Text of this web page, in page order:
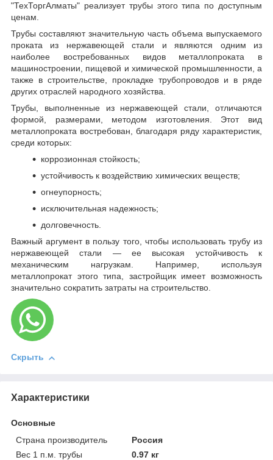
"ТехТоргАлматы" реализует трубы этого типа по доступным
ценам.
Трубы составляют значительную часть объема выпускаемого
проката из нержавеющей стали и являются одним из
наиболее востребованных видов металлопроката в
машиностроении, пищевой и химической промышленности, а
также в строительстве, прокладке трубопроводов и в ряде
других отраслей народного хозяйства.
Трубы, выполненные из нержавеющей стали, отличаются
формой, размерами, методом изготовления. Этот вид
металлопроката востребован, благодаря ряду характеристик,
среди которых:
коррозионная стойкость;
устойчивость к воздействию химических веществ;
огнеупорность;
исключительная надежность;
долговечность.
Важный аргумент в пользу того, чтобы использовать трубу из
нержавеющей стали — ее высокая устойчивость к
механическим нагрузкам. Например, используя
металлопрокат этого типа, застройщик имеет возможность
значительно сократить затраты на строительство.
Скрыть
Характеристики
Основные
Страна производитель
Россия
Вес 1 п.м. трубы
0.97 кг